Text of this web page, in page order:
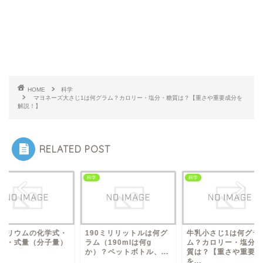
HOME
科学
マヨネーズ大さじ1は何グラム？カロリー・塩分・糖質は？【重さや重要成分を
解説！】
RELATED POST
リリットルは何グ
（190mlは何g
科学
牛乳小さじ1は何グラ
ム？カロリー・塩分・糖
質は？【重さや重要成分
科学
硝酸バリウムの化学
組成式・式量（分子
は？